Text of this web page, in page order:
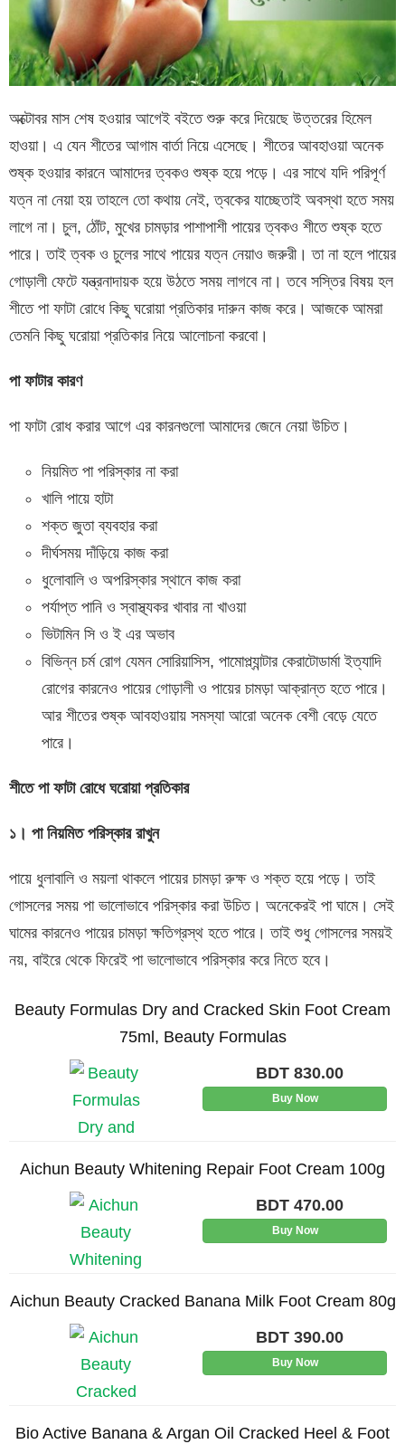
অক্টোবর মাস শেষ হওয়ার আগেই বইতে শুরু করে দিয়েছে উত্তরের হিমেল
হাওয়া। এ যেন শীতের আগাম বার্তা নিয়ে এসেছে। শীতের আবহাওয়া অনেক
শুষ্ক হওয়ার কারনে আমাদের ত্বকও শুষ্ক হয়ে পড়ে। এর সাথে যদি পরিপূর্ণ
যত্ন না নেয়া হয় তাহলে তো কথায় নেই, ত্বকের যাচ্ছেতাই অবস্থা হতে সময়
লাগে না। চুল, ঠোঁট, মুখের চামড়ার পাশাপাশী পায়ের ত্বকও শীতে শুষ্ক হতে
পারে। তাই ত্বক ও চুলের সাথে পায়ের যত্ন নেয়াও জরুরী। তা না হলে পায়ের
গোড়ালী ফেটে যন্ত্রনাদায়ক হয়ে উঠতে সময় লাগবে না। তবে সস্তির বিষয় হল
শীতে পা ফাটা রোধে কিছু ঘরোয়া প্রতিকার দারুন কাজ করে। আজকে আমরা
তেমনি কিছু ঘরোয়া প্রতিকার নিয়ে আলোচনা করবো।
পা ফাটার কারণ
পা ফাটা রোধ করার আগে এর কারনগুলো আমাদের জেনে নেয়া উচিত।
নিয়মিত পা পরিস্কার না করা
খালি পায়ে হাটা
শক্ত জুতা ব্যবহার করা
দীর্ঘসময় দাঁড়িয়ে কাজ করা
ধুলোবালি ও অপরিস্কার স্থানে কাজ করা
পর্যাপ্ত পানি ও স্বাস্থ্যকর খাবার না খাওয়া
ভিটামিন সি ও ই এর অভাব
বিভিন্ন চর্ম রোগ যেমন সোরিয়াসিস, পামোপ্ল্যান্টার কেরাটোডার্মা ইত্যাদি
রোগের কারনেও পায়ের গোড়ালী ও পায়ের চামড়া আক্রান্ত হতে পারে।
আর শীতের শুষ্ক আবহাওয়ায় সমস্যা আরো অনেক বেশী বেড়ে যেতে
পারে।
শীতে পা ফাটা রোধে ঘরোয়া প্রতিকার
১। পা নিয়মিত পরিস্কার রাখুন
পায়ে ধুলাবালি ও ময়লা থাকলে পায়ের চামড়া রুক্ষ ও শক্ত হয়ে পড়ে। তাই
গোসলের সময় পা ভালোভাবে পরিস্কার করা উচিত। অনেকেরই পা ঘামে। সেই
ঘামের কারনেও পায়ের চামড়া ক্ষতিগ্রস্থ হতে পারে। তাই শুধু গোসলের সময়ই
নয়, বাইরে থেকে ফিরেই পা ভালোভাবে পরিস্কার করে নিতে হবে।
Beauty Formulas Dry and Cracked Skin Foot Cream
75ml, Beauty Formulas
BDT830.00
Buy Now
Aichun Beauty Whitening Repair Foot Cream 100g
BDT470.00
Buy Now
Aichun Beauty Cracked Banana Milk Foot Cream 80g
BDT390.00
Buy Now
Bio Active Banana & Argan Oil Cracked Heel & Foot